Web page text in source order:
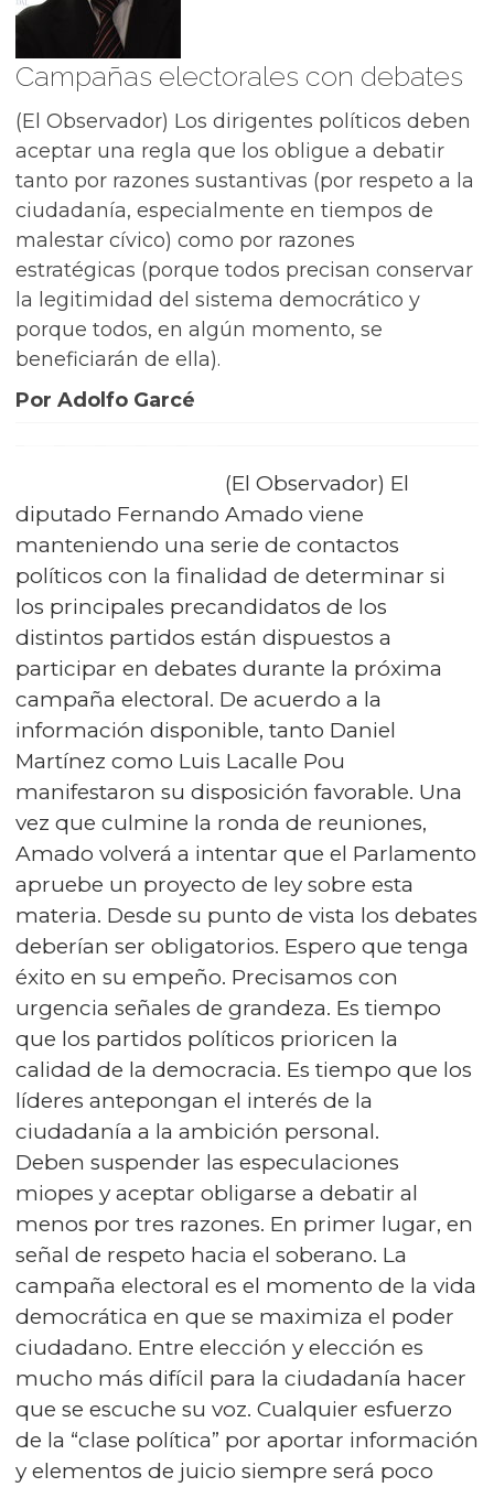
Campañas electorales con debates
(El Observador) Los dirigentes políticos deben
aceptar una regla que los obligue a debatir
tanto por razones sustantivas (por respeto a la
ciudadanía, especialmente en tiempos de
malestar cívico) como por razones
estratégicas (porque todos precisan conservar
la legitimidad del sistema democrático y
porque todos, en algún momento, se
beneficiarán de ella).
Por Adolfo Garcé
(El Observador) El
diputado Fernando Amado viene
manteniendo una serie de contactos
políticos con la finalidad de determinar si
los principales precandidatos de los
distintos partidos están dispuestos a
participar en debates durante la próxima
campaña electoral. De acuerdo a la
información disponible, tanto Daniel
Martínez como Luis Lacalle Pou
manifestaron su disposición favorable. Una
vez que culmine la ronda de reuniones,
Amado volverá a intentar que el Parlamento
apruebe un proyecto de ley sobre esta
materia. Desde su punto de vista los debates
deberían ser obligatorios. Espero que tenga
éxito en su empeño. Precisamos con
urgencia señales de grandeza. Es tiempo
que los partidos políticos prioricen la
calidad de la democracia. Es tiempo que los
líderes antepongan el interés de la
ciudadanía a la ambición personal.
Deben suspender las especulaciones
miopes y aceptar obligarse a debatir al
menos por tres razones. En primer lugar, en
señal de respeto hacia el soberano. La
campaña electoral es el momento de la vida
democrática en que se maximiza el poder
ciudadano. Entre elección y elección es
mucho más difícil para la ciudadanía hacer
que se escuche su voz. Cualquier esfuerzo
de la “clase política” por aportar información
y elementos de juicio siempre será poco